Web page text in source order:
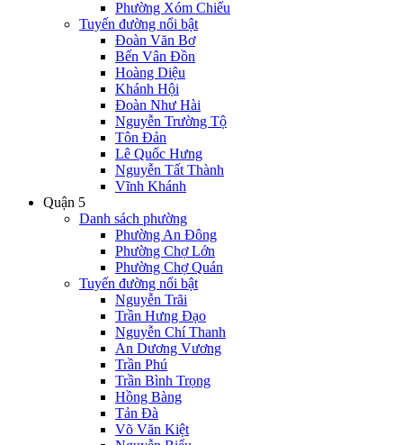
Phường Xóm Chiếu
Tuyến đường nổi bật
Đoàn Văn Bơ
Bến Vân Đồn
Hoàng Diệu
Khánh Hội
Đoàn Như Hài
Nguyễn Trường Tộ
Tôn Đản
Lê Quốc Hưng
Nguyễn Tất Thành
Vĩnh Khánh
Quận 5
Danh sách phường
Phường An Đông
Phường Chợ Lớn
Phường Chợ Quán
Tuyến đường nổi bật
Nguyễn Trãi
Trần Hưng Đạo
Nguyễn Chí Thanh
An Dương Vương
Trần Phú
Trần Bình Trọng
Hồng Bàng
Tản Đà
Võ Văn Kiệt